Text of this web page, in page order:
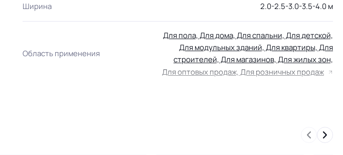
Ширина 2.0-2.5-3.0-3.5-4.0 м
Область применения
Для пола, Для дома, Для спальни, Для детской,
Для модульных зданий, Для квартиры, Для
строителей, Для магазинов, Для жилых зон,
Для оптовых продаж, Для розничных продаж
Группа P